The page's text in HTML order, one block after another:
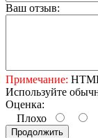
Ваш отзыв:
Примечание:
Используйте
Оценка:
Плохо
Продолжить